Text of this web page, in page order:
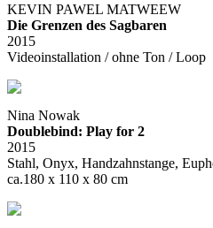
KEVIN PAWEL MATWEEW
Die Grenzen des Sagbaren
2015
Videoinstallation / ohne Ton / Loop
Nina Nowak
Doublebind: Play for 2
2015
Stahl, Onyx, Handzahnstange,
ca.180 x 110 x 80 cm